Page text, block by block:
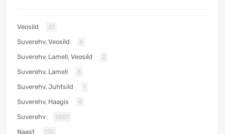
Veosild 27
Suverehv, Veosild 6
Suverehv, Lamell, Veosild 2
Suverehv, Lamell 5
Suverehv, Juhtsild 7
Suverehv, Haagis 4
Suverehv 5501
Naast 735